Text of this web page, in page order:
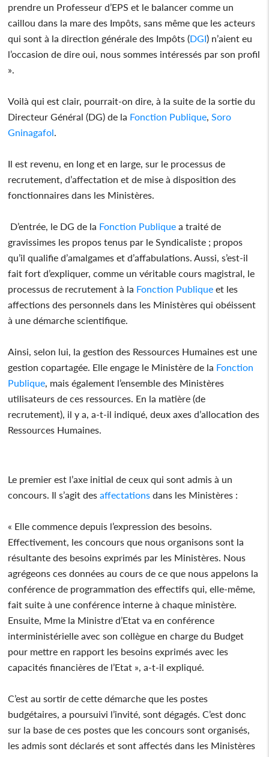
prendre un Professeur d’EPS et le balancer comme un
caillou dans la mare des Impôts, sans même que les acteurs
qui sont à la direction générale des Impôts (DGI) n’aient eu
l’occasion de dire oui, nous sommes intéressés par son profil
».
Voilà qui est clair, pourrait-on dire, à la suite de la sortie du
Directeur Général (DG) de la Fonction Publique,Soro
Gninagafol.
Il est revenu, en long et en large, sur le processus de
recrutement, d’affectation et de mise à disposition des
fonctionnaires dans les Ministères.
D’entrée, le DG de la Fonction Publique a traité de
gravissimes les propos tenus par le Syndicaliste ; propos
qu’il qualifie d’amalgames et d’affabulations. Aussi, s’est-il
fait fort d’expliquer, comme un véritable cours magistral, le
processus de recrutement à la Fonction Publique et les
affections des personnels dans les Ministères qui obéissent
à une démarche scientifique.
Ainsi, selon lui, la gestion des Ressources Humaines est une
gestion copartagée. Elle engage le Ministère de la Fonction
Publique, mais également l’ensemble des Ministères
utilisateurs de ces ressources. En la matière (de
recrutement), il y a, a-t-il indiqué, deux axes d’allocation des
Ressources Humaines.
Le premier est l’axe initial de ceux qui sont admis à un
concours. Il s’agit desaffectations dans les Ministères :
« Elle commence depuis l’expression des besoins.
Effectivement, les concours que nous organisons sont la
résultante des besoins exprimés par les Ministères. Nous
agrégeons ces données au cours de ce que nous appelons la
conférence de programmation des effectifs qui, elle-même,
fait suite à une conférence interne à chaque ministère.
Ensuite, Mme la Ministre d’Etat va en conférence
interministérielle avec son collègue en charge du Budget
pour mettre en rapport les besoins exprimés avec les
capacités financières de l’Etat », a-t-il expliqué.
C’est au sortir de cette démarche que les postes
budgétaires, a poursuivi l’invité, sont dégagés. C’est donc
sur la base de ces postes que les concours sont organisés,
les admis sont déclarés et sont affectés dans les Ministères